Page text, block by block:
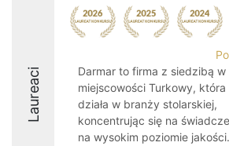
Laureaci
Darmar to firma z siedzibą w
miejscowości Turkowy,
działa w branży stolarskiej,
koncentrując się na
na wysokim poziomie jakości.